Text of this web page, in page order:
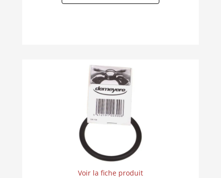
Voir la fiche produit